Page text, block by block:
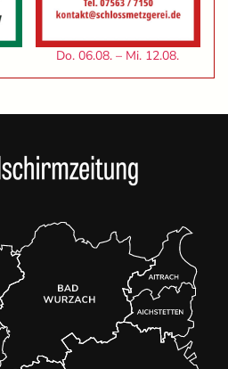
Do. 06.08. – Mi. 12.08.